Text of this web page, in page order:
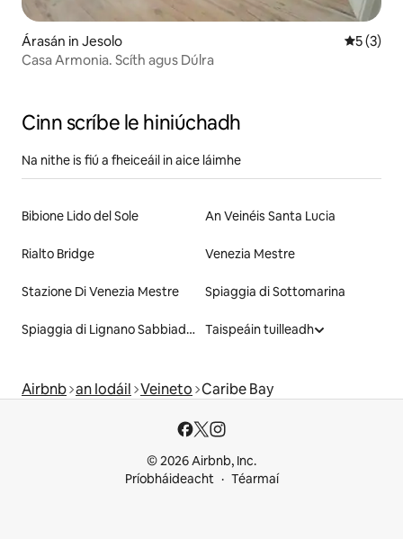
Árasán in Jesolo
5 (3)
Casa Armonia. Scíth agus Dúlra
Cinn scríbe le hiniúchadh
Na nithe is fiú a fheiceáil in aice láimhe
Bibione Lido del Sole An Veinéis Santa Lucia
Rialto Bridge Venezia Mestre
Stazione Di Venezia Mestre Spiaggia di Sottomarina
Spiaggia di Lignano Sabbiadoro Taispeáin tuilleadh
Airbnb an Iodáil Veineto Caribe Bay
© 2026 Airbnb, Inc.
Príobháideacht
Téarmaí